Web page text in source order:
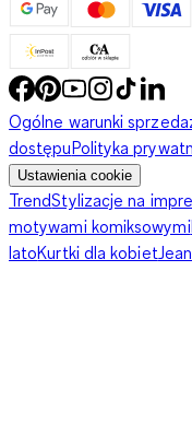
Ogólne warunki
dostępuPolityka
Ustawienia cookie
TrendStylizacje na
motywami komiksowymi
latoKurtki dla kobiet